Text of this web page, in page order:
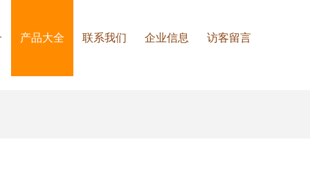
产品大全 联系我们 企业信息 访客留言